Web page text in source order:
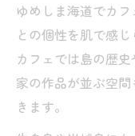
ゆめしま海道でカ
との個性を肌で感
カフェでは島の歴
家の作品が並ぶ空
きます。